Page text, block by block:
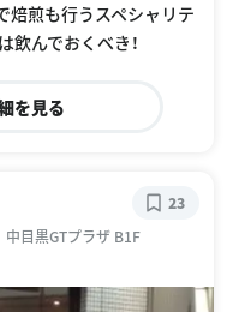
焙煎も行うスペシャリテ
んでおくべき！
を見る
目黒GTプラザ B1F
23